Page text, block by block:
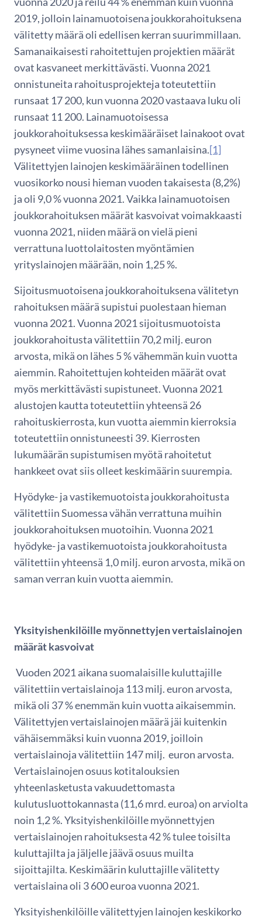
2019, jolloin lainamuotoisena joukkorahoituksena
välitetty määrä oli edellisen kerran suurimmillaan.
Samanaikaisesti rahoitettujen projektien määrät
ovat kasvaneet merkittävästi. Vuonna 2021
onnistuneita rahoitusprojekteja toteutettiin
runsaat 17 200, kun vuonna 2020 vastaava luku oli
runsaat 11 200. Lainamuotoisessa
joukkorahoituksessa keskimääräiset lainakoot ovat
pysyneet viime vuosina lähes samanlaisina.[1]
Välitettyjen lainojen keskimääräinen todellinen
vuosikorko nousi hieman vuoden takaisesta (8,2%)
ja oli 9,0 % vuonna 2021. Vaikka lainamuotoisen
joukkorahoituksen määrät kasvoivat voimakkaasti
vuonna 2021, niiden määrä on vielä pieni
verrattuna luottolaitosten myöntämien
yrityslainojen määrään, noin 1,25 %.
Sijoitusmuotoisena joukkorahoituksena välitetyn
rahoituksen määrä supistui puolestaan hieman
vuonna 2021. Vuonna 2021 sijoitusmuotoista
joukkorahoitusta välitettiin 70,2 milj. euron
arvosta, mikä on lähes 5 % vähemmän kuin vuotta
aiemmin. Rahoitettujen kohteiden määrät ovat
myös merkittävästi supistuneet. Vuonna 2021
alustojen kautta toteutettiin yhteensä 26
rahoituskierrosta, kun vuotta aiemmin kierroksia
toteutettiin onnistuneesti 39. Kierrosten
lukumäärän supistumisen myötä rahoitetut
hankkeet ovat siis olleet keskimäärin suurempia.
Hyödyke- ja vastikemuotoista joukkorahoitusta
välitettiin Suomessa vähän verrattuna muihin
joukkorahoituksen muotoihin. Vuonna 2021
hyödyke- ja vastikemuotoista joukkorahoitusta
välitettiin yhteensä 1,0 milj. euron arvosta, mikä on
saman verran kuin vuotta aiemmin.
Yksityishenkilöille myönnettyjen vertaislainojen
määrät kasvoivat
Vuoden 2021 aikana suomalaisille kuluttajille
välitettiin vertaislainoja 113 milj. euron arvosta,
mikä oli 37 % enemmän kuin vuotta aikaisemmin.
Välitettyjen vertaislainojen määrä jäi kuitenkin
vähäisemmäksi kuin vuonna 2019, joilloin
vertaislainoja välitettiin 147 milj. euron arvosta.
Vertaislainojen osuus kotitalouksien
yhteenlasketusta vakuudettomasta
kulutusluottokannasta (11,6 mrd. euroa) on arviolta
noin 1,2 %. Yksityishenkilöille myönnettyjen
vertaislainojen rahoituksesta 42 % tulee toisilta
kuluttajilta ja jäljelle jäävä osuus muilta
sijoittajilta. Keskimäärin kuluttajille välitetty
vertaislaina oli 3 600 euroa vuonna 2021.
Yksityishenkilöille välitettyjen lainojen keskikorko